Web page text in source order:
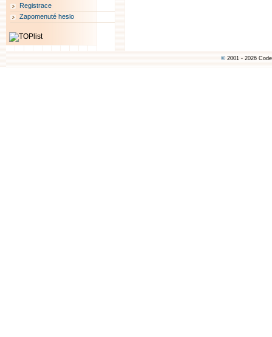
Registrace
Zapomenuté heslo
© 2001 - 2026